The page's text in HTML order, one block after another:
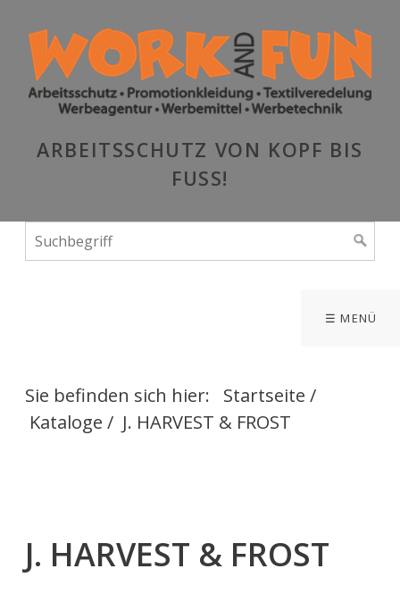
ARBEITSSCHUTZ VON KOPF BIS
FUSS!
☰ MENÜ
Sie befinden sich hier: Startseite /
Kataloge / J. HARVEST & FROST
J. HARVEST & FROST